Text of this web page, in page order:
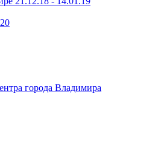
города Владимира